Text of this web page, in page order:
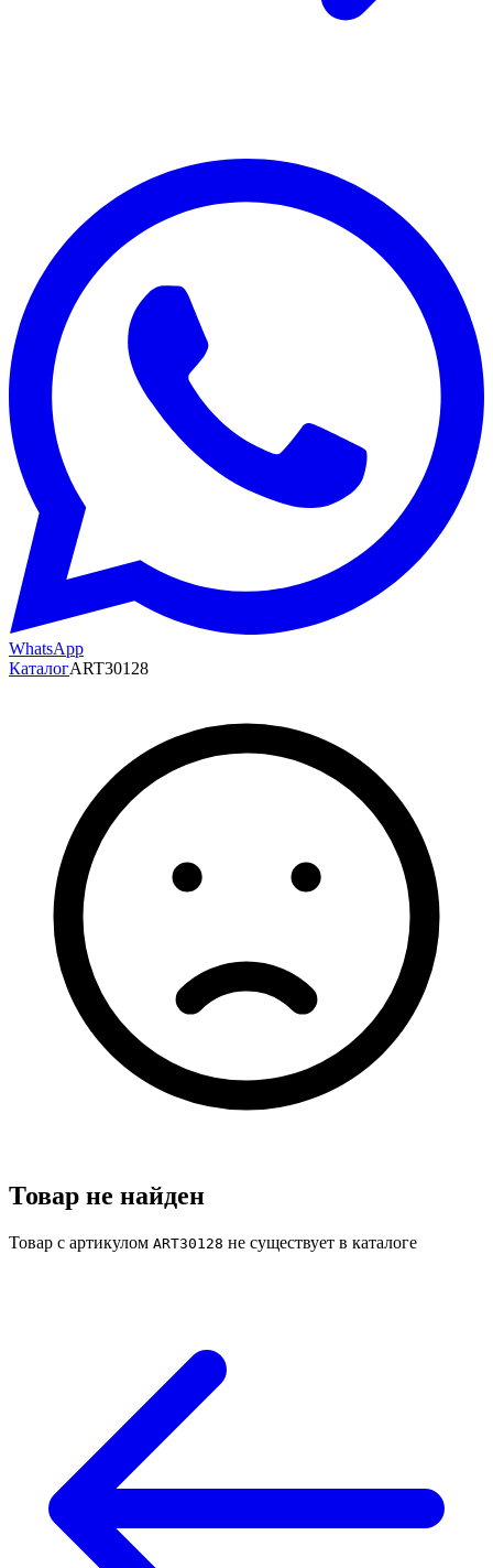
WhatsApp
КаталогART30128
Товар не найден
Товар с артикулом ART30128 не существует в каталоге